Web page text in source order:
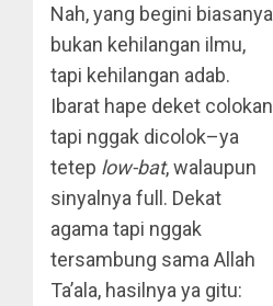
Nah, yang begini biasanya
bukan kehilangan ilmu,
tapi kehilangan adab.
Ibarat hape deket colokan
tapi nggak dicolok–ya
tetep low-bat, walaupun
sinyalnya full. Dekat
agama tapi nggak
tersambung sama Allah
Ta’ala, hasilnya ya gitu: